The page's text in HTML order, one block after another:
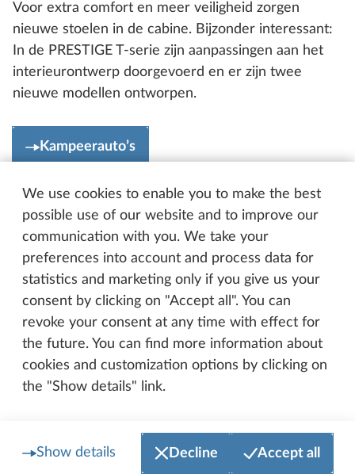
We use cookies to enable you to make the best
possible use of our website and to improve our
communication with you. We take your
preferences into account and process data for
statistics and marketing only if you give us your
consent by clicking on "Accept all". You can
revoke your consent at any time with effect for
the future. You can find more information about
cookies and customization options by clicking on
the "Show details" link.
Show details Decline Accept all
Voor extra comfort en meer veiligheid zorgen
nieuwe stoelen in de cabine. Bijzonder interessant:
In de PRESTIGE T-serie zijn aanpassingen aan het
interieurontwerp doorgevoerd en er zijn twee
nieuwe modellen ontworpen.
Kampeerauto’s